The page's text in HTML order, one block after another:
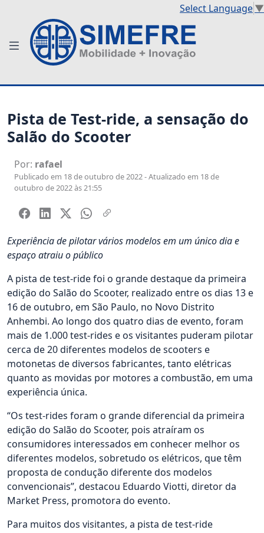
Select Language▼
Pista de Test-ride, a sensação do
Salão do Scooter
Por: rafael
Publicado em 18 de outubro de 2022 - Atualizado em 18 de
outubro de 2022 às 21:55
Experiência de pilotar vários modelos em um único dia e
espaço atraiu o público
A pista de test-ride foi o grande destaque da primeira
edição do Salão do Scooter, realizado entre os dias 13 e
16 de outubro, em São Paulo, no Novo Distrito
Anhembi. Ao longo dos quatro dias de evento, foram
mais de 1.000 test-rides e os visitantes puderam pilotar
cerca de 20 diferentes modelos de scooters e
motonetas de diversos fabricantes, tanto elétricas
quanto as movidas por motores a combustão, em uma
experiência única.
“Os test-rides foram o grande diferencial da primeira
edição do Salão do Scooter, pois atraíram os
consumidores interessados em conhecer melhor os
diferentes modelos, sobretudo os elétricos, que têm
proposta de condução diferente dos modelos
convencionais”, destacou Eduardo Viotti, diretor da
Market Press, promotora do evento.
Para muitos dos visitantes, a pista de test-ride